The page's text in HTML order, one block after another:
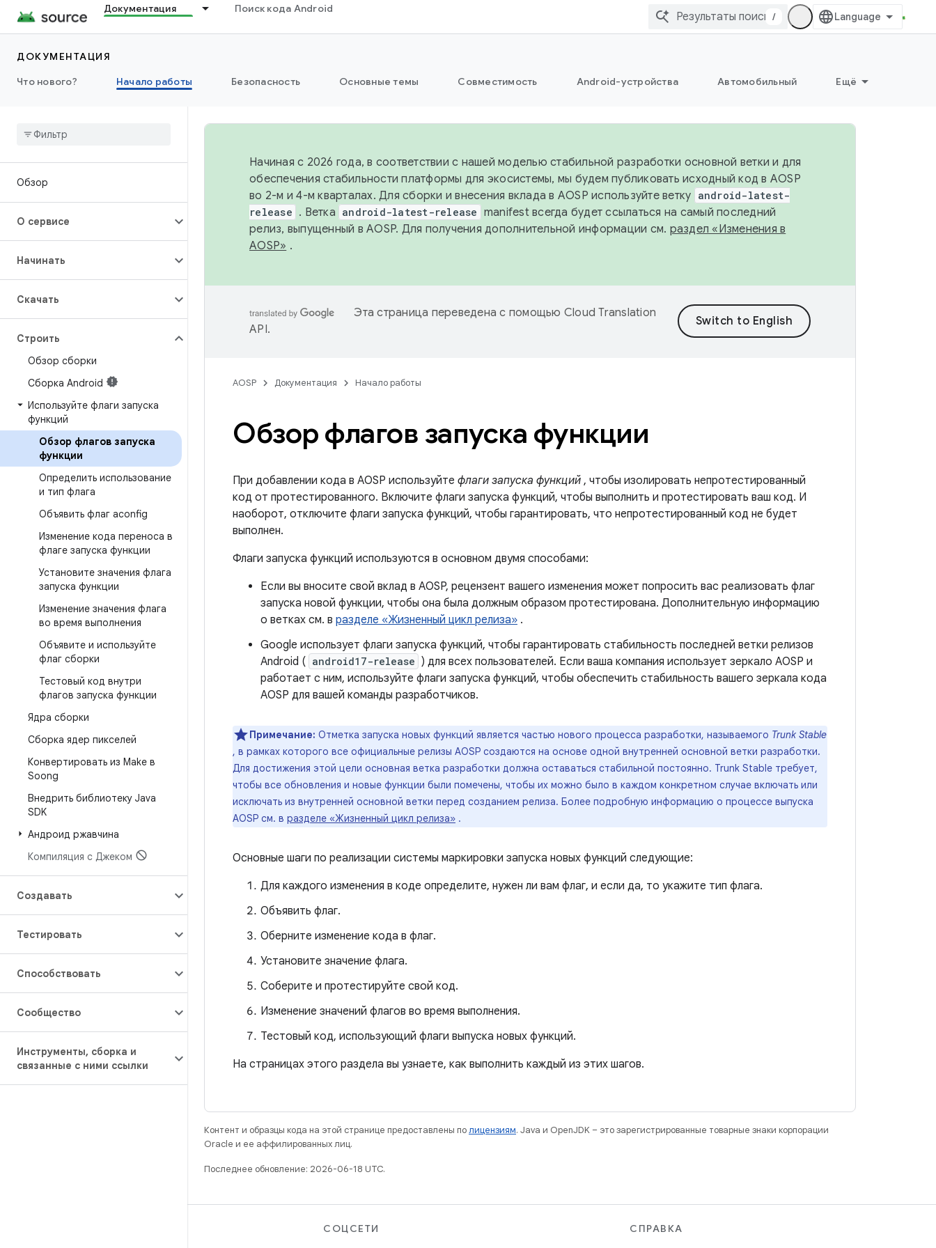
Документация Поиск кода Android
/
ДОКУМЕНТАЦИЯ
Что нового?
Начало работы Безопасность Основные темы Совместимость Android-устройства Автомобильный Ещё
Обзор
О сервисе
Начинать
Скачать
Строить
Обзор сборки
Сборка Android
Используйте флаги запуска
функций
Обзор флагов запуска
функции
Определить использование
и тип флага
Объявить флаг aconfig
Изменение кода переноса в
флаге запуска функции
Установите значения флага
запуска функции
Изменение значения флага
во время выполнения
Объявите и используйте
флаг сборки
Тестовый код внутри
флагов запуска функции
Ядра сборки
Сборка ядер пикселей
Конвертировать из Make в
Soong
Внедрить библиотеку Java
SDK
Андроид ржавчина
Компиляция с Джеком
Создавать
Тестировать
Способствовать
Сообщество
Инструменты, сборка и
связанные с ними ссылки
Начиная с 2026 года, в соответствии с нашей моделью стабильной разработки основной ветки и для
обеспечения стабильности платформы для экосистемы, мы будем публиковать исходный код в AOSP
во 2-м и 4-м кварталах. Для сборки и внесения вклада в AOSP используйте ветку android-latest-
release . Ветка android-latest-release manifest всегда будет ссылаться на самый последний
релиз, выпущенный в AOSP. Для получения дополнительной информации см. раздел «Изменения в
AOSP» .
Эта страница переведена с помощью Cloud Translation
API.
AOSP Документация Начало работы
Обзор флагов запуска функции
При добавлении кода в AOSP используйте флаги запуска функций , чтобы изолировать непротестированный
код от протестированного. Включите флаги запуска функций, чтобы выполнить и протестировать ваш код. И
наоборот, отключите флаги запуска функций, чтобы гарантировать, что непротестированный код не будет
выполнен.
Флаги запуска функций используются в основном двумя способами:
Если вы вносите свой вклад в AOSP, рецензент вашего изменения может попросить вас реализовать флаг
запуска новой функции, чтобы она была должным образом протестирована. Дополнительную информацию
о ветках см. в разделе «Жизненный цикл релиза» .
Google использует флаги запуска функций, чтобы гарантировать стабильность последней ветки релизов
Android ( android17-release ) для всех пользователей. Если ваша компания использует зеркало AOSP и
работает с ним, используйте флаги запуска функций, чтобы обеспечить стабильность вашего зеркала кода
AOSP для вашей команды разработчиков.
Примечание: Отметка запуска новых функций является частью нового процесса разработки, называемого Trunk Stable
, в рамках которого все официальные релизы AOSP создаются на основе одной внутренней основной ветки разработки.
Для достижения этой цели основная ветка разработки должна оставаться стабильной постоянно. Trunk Stable требует,
чтобы все обновления и новые функции были помечены, чтобы их можно было в каждом конкретном случае включать или
исключать из внутренней основной ветки перед созданием релиза. Более подробную информацию о процессе выпуска
AOSP см. в разделе «Жизненный цикл релиза» .
Основные шаги по реализации системы маркировки запуска новых функций следующие:
Для каждого изменения в коде определите, нужен ли вам флаг, и если да, то укажите тип флага.
Объявить флаг.
Оберните изменение кода в флаг.
Установите значение флага.
Соберите и протестируйте свой код.
Изменение значений флагов во время выполнения.
Тестовый код, использующий флаги выпуска новых функций.
На страницах этого раздела вы узнаете, как выполнить каждый из этих шагов.
Контент и образцы кода на этой странице предоставлены полицензиям. Java и OpenJDK – это зарегистрированные товарные знаки корпорации
Oracle и ее аффилированных лиц.
Последнее обновление: 2026-06-18 UTC.
СОЦСЕТИ
СПРАВКА